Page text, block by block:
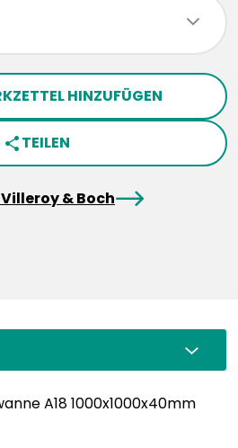
chevronDown
HINZUFÜGEN
share TEILEN
& BocharrowRight
A18 1000x1000x40mm